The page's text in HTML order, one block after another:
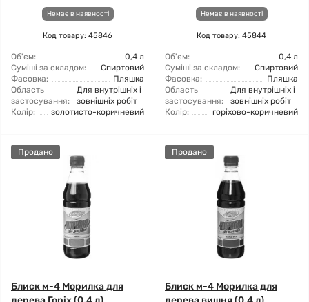
Немає в наявності
Код товару: 45846
Об'єм:
0,4 л
Суміші за складом:
Спиртовий
Фасовка:
Пляшка
Область
застосування:
Для внутрішніх і
зовнішніх робіт
Колір:
золотисто-коричневий
Немає в наявності
Код товару: 45844
Об'єм:
0,4 л
Суміші за складом:
Спиртовий
Фасовка:
Пляшка
Область
застосування:
Для внутрішніх і
зовнішніх робіт
Колір:
горіхово-коричневий
Продано
Блиск м-4 Морилка для
Продано
Блиск м-4 Морилка для